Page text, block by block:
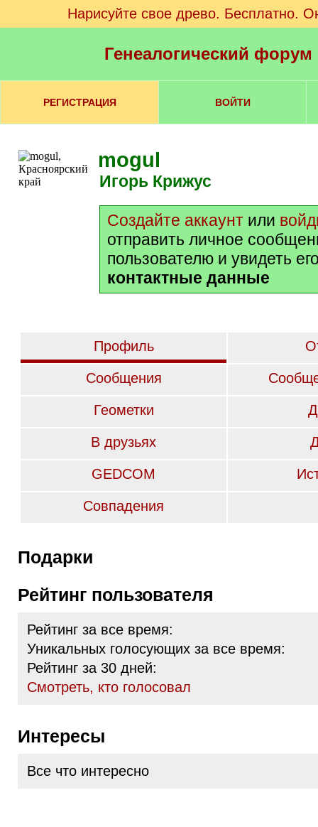
Нарисуйте свое древо. Бесплатно.
Генеалогический
РЕГИСТРАЦИЯ ВОЙТИ
mogul
Игорь Крижус
Создайте аккаунт или
отправить личное
пользователю и увидеть
контактные данные
Профиль
Сообщения
Геометки
В друзьях
GEDCOM
Совпадения
Подарки
Рейтинг пользователя
Рейтинг за все время:
Уникальных голосующих за все время:
Рейтинг за 30 дней:
Cмотреть, кто голосовал
Интересы
Все что интересно